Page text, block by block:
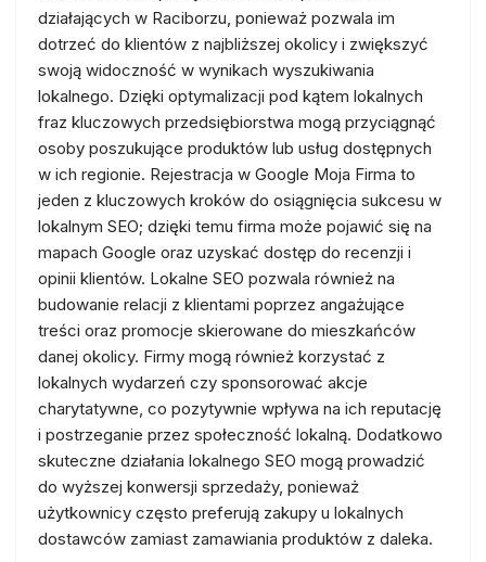
działających w Raciborzu, ponieważ pozwala im
dotrzeć do klientów z najbliższej okolicy i zwiększyć
swoją widoczność w wynikach wyszukiwania
lokalnego. Dzięki optymalizacji pod kątem lokalnych
fraz kluczowych przedsiębiorstwa mogą przyciągnąć
osoby poszukujące produktów lub usług dostępnych
w ich regionie. Rejestracja w Google Moja Firma to
jeden z kluczowych kroków do osiągnięcia sukcesu w
lokalnym SEO; dzięki temu firma może pojawić się na
mapach Google oraz uzyskać dostęp do recenzji i
opinii klientów. Lokalne SEO pozwala również na
budowanie relacji z klientami poprzez angażujące
treści oraz promocje skierowane do mieszkańców
danej okolicy. Firmy mogą również korzystać z
lokalnych wydarzeń czy sponsorować akcje
charytatywne, co pozytywnie wpływa na ich reputację
i postrzeganie przez społeczność lokalną. Dodatkowo
skuteczne działania lokalnego SEO mogą prowadzić
do wyższej konwersji sprzedaży, ponieważ
użytkownicy często preferują zakupy u lokalnych
dostawców zamiast zamawiania produktów z daleka.